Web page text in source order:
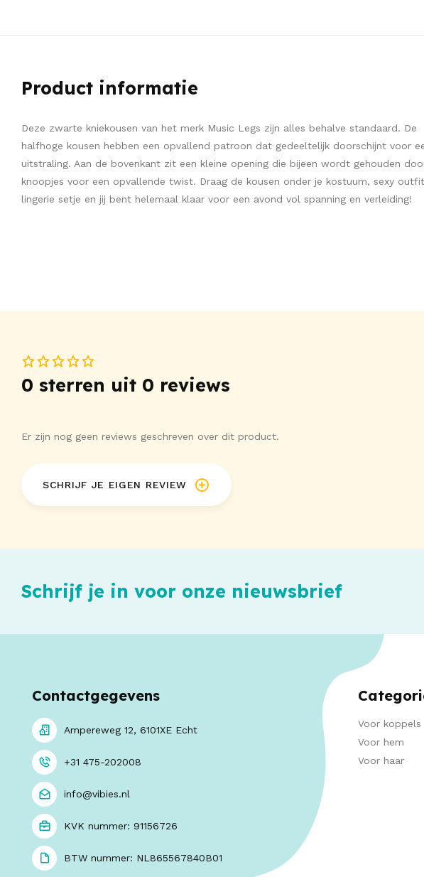
Product informatie
Deze zwarte kniekousen van het merk Music Legs zijn alles behalve standaard. De
halfhoge kousen hebben een opvallend patroon dat gedeeltelijk doorschijnt voor
uitstraling. Aan de bovenkant zit een kleine opening die bijeen wordt gehouden
knoopjes voor een opvallende twist. Draag de kousen onder je kostuum, sexy
lingerie setje en jij bent helemaal klaar voor een avond vol spanning en verleiding!
0 sterren uit 0 reviews
Er zijn nog geen reviews geschreven over dit product.
SCHRIJF JE EIGEN REVIEW
Schrijf je in voor onze nieuwsbrief
Contactgegevens
Ampereweg 12, 6101XE Echt
+31 475-202008
info@vibies.nl
KVK nummer: 91156726
BTW nummer: NL865567840B01
Voor koppels
Voor hem
Voor haar